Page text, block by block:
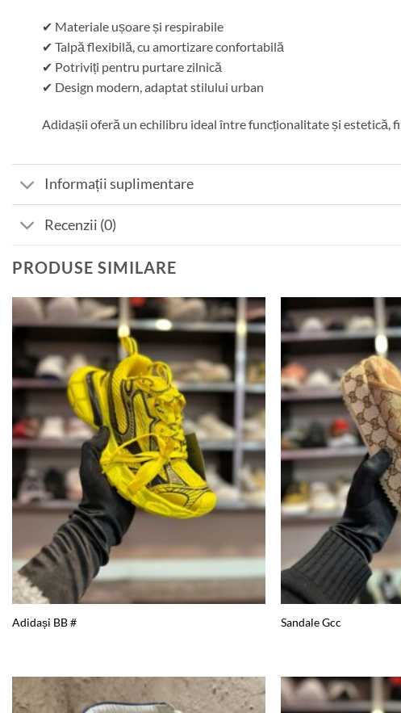
✔ Materiale ușoare și respirabile
✔ Talpă flexibilă, cu amortizare confortabilă
✔ Potriviți pentru purtare zilnică
✔ Design modern, adaptat stilului urban
Adidașii oferă un echilibru ideal între funcționalitate și estetică,
Informații suplimentare
Recenzii (0)
PRODUSE SIMILARE
wishlist
Adidași BB # Sandale Gcc